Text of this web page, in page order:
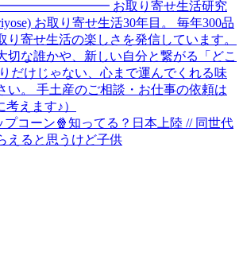
プコーン🍿知ってる？日本上陸 // 同世代
えると思うけど子供